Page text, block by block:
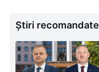
Știri recomandate